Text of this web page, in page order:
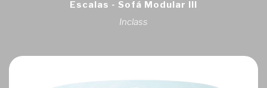
Escalas - Sofá Modular III
Inclass